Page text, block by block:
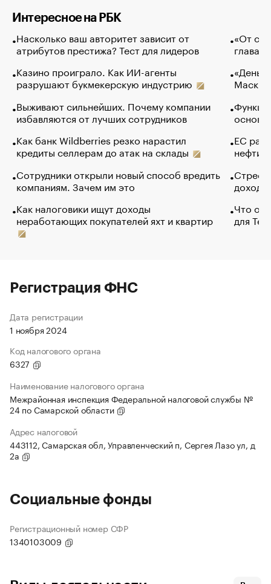
Интересное на РБК
Насколько ваш авторитет зависит от
атрибутов престижа? Тест для лидеров
Казино проиграло. Как ИИ-агенты
разрушают букмекерскую индустрию
Выживают сильнейших. Почему компании
избавляются от лучших сотрудников
Как банк Wildberries резко нарастил
кредиты селлерам до атак на склады
Сотрудники открыли новый способ вредить
компаниям. Зачем им это
Как налоговики ищут доходы
неработающих покупателей яхт и квартир
«От
глава
Маск в
основ
ЕС
нефти
Что
для
Регистрация ФНС
Дата регистрации
1 ноября 2024
Код налогового органа
6327
Наименование налогового органа
Межрайонная инспекция Федеральной налоговой службы №
24 по Самарской области
Адрес налоговой
443112, Самарская обл, Управленческий п, Сергея Лазо ул, д
2а
Социальные фонды
Регистрационный номер СФР
1340103009